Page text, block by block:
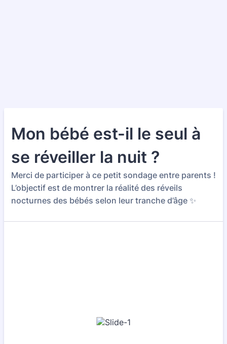
Mon bébé est-il le seul à
se réveiller la nuit ?
Merci de participer à ce petit sondage entre parents !
L’objectif est de montrer la réalité des réveils
nocturnes des bébés selon leur tranche d’âge ✨